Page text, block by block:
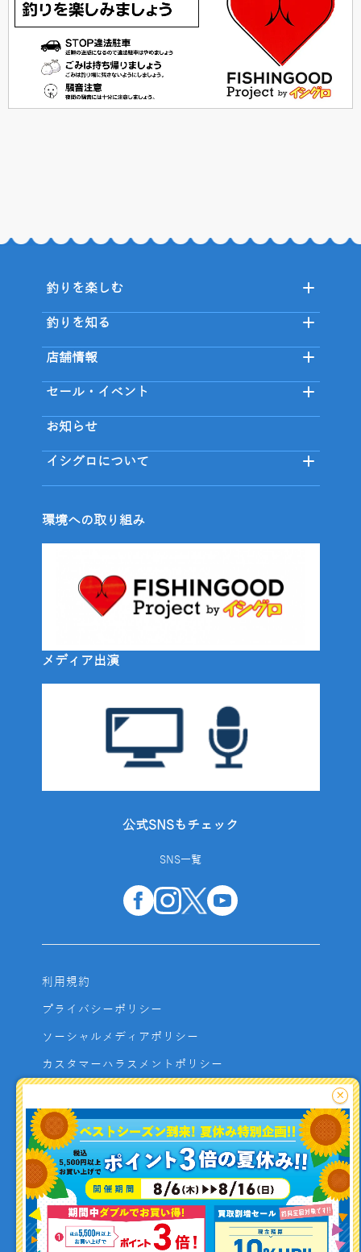
釣り情報を
投稿する
釣りを楽しむ
釣りを知る
店舗情報
セール・イベント
お知らせ
イシグロについて
環境への取り組み
メディア出演
公式SNSもチェック
SNS一覧
利用規約
プライバシーポリシー
ソーシャルメディアポリシー
カスタマーハラスメントポリシー
よくあるご質問
お問い合わせ
利用者資金の保全方法
×